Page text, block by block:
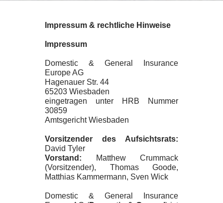
Impressum & rechtliche Hinweise
Impressum
Domestic & General Insurance
Europe AG
Hagenauer Str. 44
65203 Wiesbaden
eingetragen unter HRB Nummer
30859
Amtsgericht Wiesbaden
Vorsitzender des Aufsichtsrats:
David Tyler
Vorstand: Matthew Crummack
(Vorsitzender), Thomas Goode,
Matthias Kammermann, Sven Wick
Domestic & General Insurance